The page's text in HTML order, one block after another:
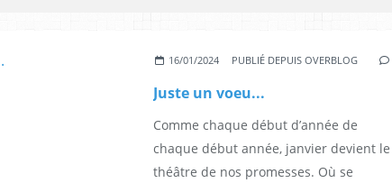
16/01/2024 PUBLIÉ DEPUIS OVERBLOG
Juste un voeu...
Comme chaque début d’année de
chaque début année, janvier devient le
théâtre de nos promesses. Où se